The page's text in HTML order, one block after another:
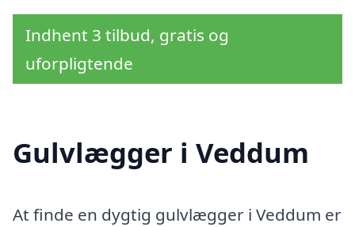
Indhent 3 tilbud, gratis og
uforpligtende
Gulvlægger i Veddum
At finde en dygtig gulvlægger i Veddum er